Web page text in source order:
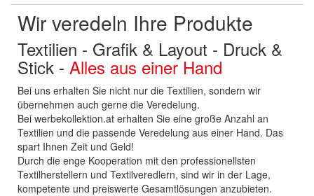
Wir veredeln Ihre Produkte
Textilien - Grafik & Layout - Druck &
Stick - Alles aus einer Hand
Bei uns erhalten Sie nicht nur die Textilien, sondern wir
übernehmen auch gerne die Veredelung.
Bei werbekollektion.at erhalten Sie eine große Anzahl an
Textilien und die passende Veredelung aus einer Hand. Das
spart Ihnen Zeit und Geld!
Durch die enge Kooperation mit den professionellsten
Textilherstellern und Textilveredlern, sind wir in der Lage,
kompetente und preiswerte Gesamtlösungen anzubieten.